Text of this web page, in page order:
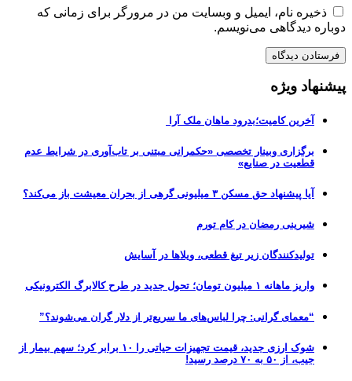
ذخیره نام، ایمیل و وبسایت من در مرورگر برای زمانی که
دوباره دیدگاهی می‌نویسم.
پیشنهاد ویژه
آخرین کامیت؛بدرود ماهان ملک آرا
برگزاری وبینار تخصصی «حکمرانی مبتنی بر تاب‌آوری در شرایط عدم
قطعیت در صنایع»
آیا پیشنهاد حق مسکن ۳ میلیونی گرهی از بحران معیشت باز می‌کند؟
شیرینی رمضان در کام تورم
تولیدکنندگان زیر تیغ قطعی، ویلاها در آسایش
واریز ماهانه ۱ میلیون تومان؛ تحول جدید در طرح کالابرگ الکترونیکی
“معمای گرانی: چرا لباس‌های ما سریع‌تر از دلار گران می‌شوند؟”
شوک ارزی جدید، قیمت تجهیزات حیاتی را ۱۰ برابر کرد؛ سهم بیمار از
جیب، از ۵۰ به ۷۰ درصد رسید!